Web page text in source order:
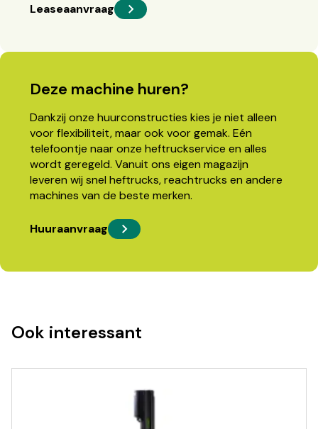
Leaseaanvraag
Deze machine huren?
Dankzij onze huurconstructies kies je niet alleen
voor flexibiliteit, maar ook voor gemak. Eén
telefoontje naar onze heftruckservice en alles
wordt geregeld. Vanuit ons eigen magazijn
leveren wij snel heftrucks, reachtrucks en andere
machines van de beste merken.
Huuraanvraag
Ook interessant